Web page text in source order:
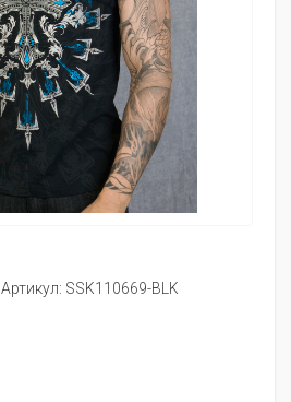
Артикул: SSK110669-BLK